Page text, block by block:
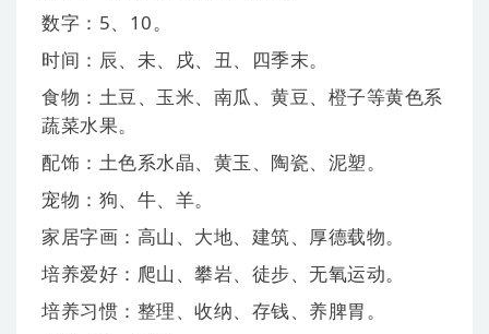
数字：5、10。
时间：辰、未、戌、丑、四季末。
食物：土豆、玉米、南瓜、黄豆、橙子等黄色系
蔬菜水果。
配饰：土色系水晶、黄玉、陶瓷、泥塑。
宠物：狗、牛、羊。
家居字画：高山、大地、建筑、厚德载物。
培养爱好：爬山、攀岩、徒步、无氧运动。
培养习惯：整理、收纳、存钱、养脾胃。